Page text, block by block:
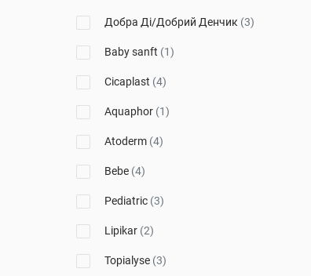
Добра Ді/Добрий Денчик (3)
Baby sanft (1)
Cicaplast (4)
Aquaphor (1)
Atoderm (4)
Bebe (4)
Pediatric (3)
Lipikar (2)
Topialyse (3)